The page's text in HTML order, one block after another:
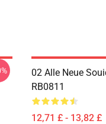
02 Alle Neue
RB0811
12,71 £ - 13,82 £